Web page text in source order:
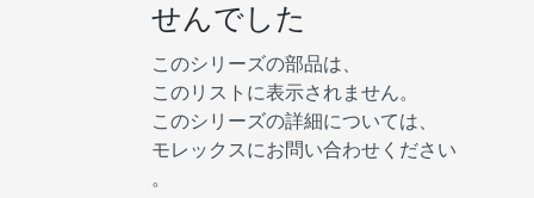
せんでした
このシリーズの部品は、
このリストに表示されません。
このシリーズの詳細については、
モレックスにお問い合わせください
。